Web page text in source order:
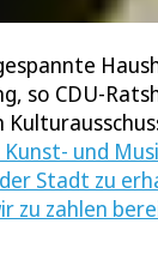
so CDU-
und
Stadt zu
zu zahlen